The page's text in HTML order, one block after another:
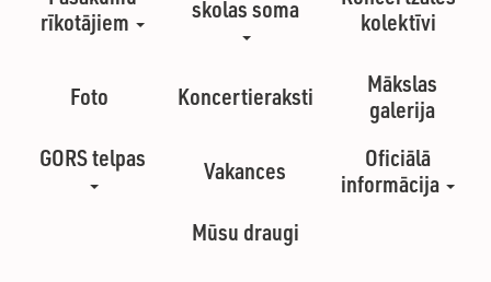
rīkotājiem
skolas soma
kolektīvi
Foto Koncertieraksti
Mākslas
galerija
GORS telpas
Vakances
Oficiālā
informācija
Mūsu draugi